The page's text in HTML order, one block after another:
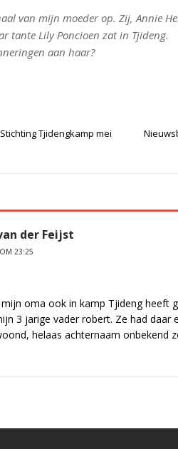
van mijn moeder op. Zij, Annie
tante Lily Poncioen zat in Tjideng.
aan haar?
Tjidengkamp mei
der Feijst
23:25
oma ook in kamp Tjideng heeft
3 jarige vader robert. Ze had daar
helaas achternaam onbekend